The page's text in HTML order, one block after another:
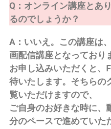
Q：オンライン講座とあ
るのでしょうか？
A：いいえ。この講座は
画配信講座となっており
お申し込みいただくと、
待いたします。そちらの
覧いただけますので、
ご自身のお好きな時に、
分のペースで進めていた